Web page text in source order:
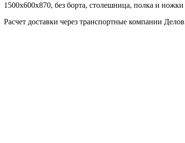
1500х600х870, без борта, столешница, полка и
Расчет доставки через транспортные компании